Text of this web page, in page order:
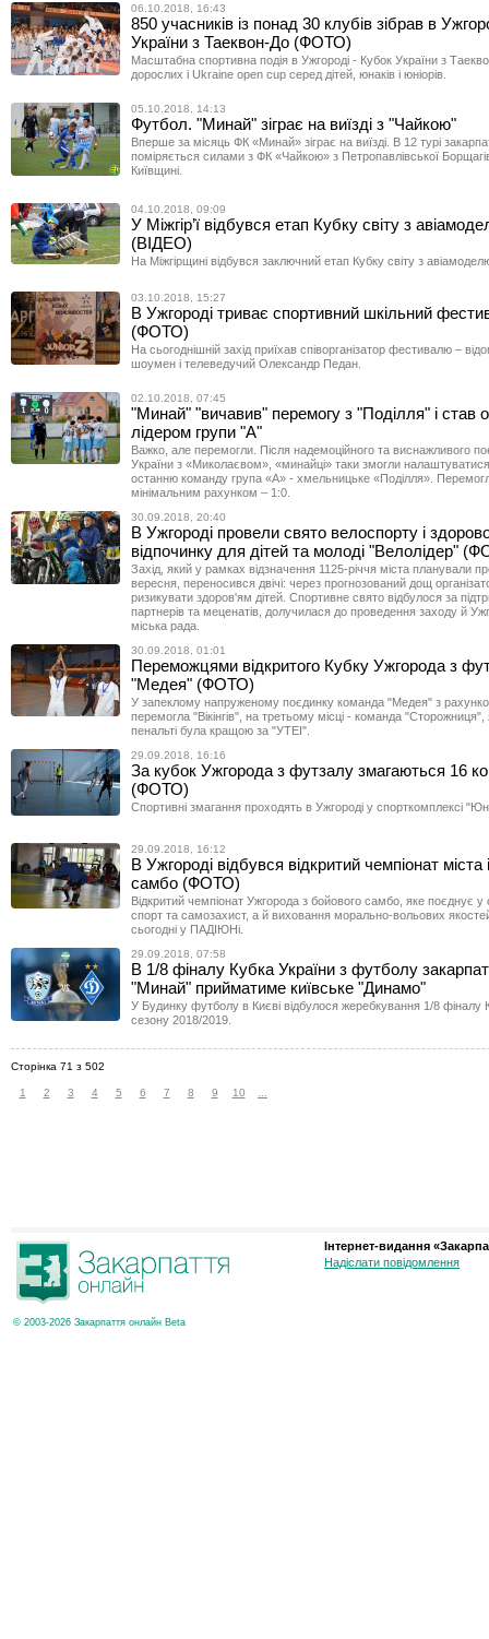
06.10.2018, 16:43
850 учасників із понад 30 клубів зібрав в
України з Таеквон-До (ФОТО)
Масштабна спортивна подія в Ужгороді - Кубок України з
дорослих і Ukraine open cup серед дітей, юнаків і юніорів.
05.10.2018, 14:13
Футбол. "Минай" зіграє на виїзді з "Чайкою"
Вперше за місяць ФК «Минай» зіграє на виїзді. В 12 турі
поміряється силами з ФК «Чайкою» з Петропавлівської
Київщині.
04.10.2018, 09:09
У Міжгір’ї відбувся етап Кубку світу з
(ВІДЕО)
На Міжгірщині відбувся заключний етап Кубку світу з
03.10.2018, 15:27
В Ужгороді триває спортивний шкільний
(ФОТО)
На сьогоднішній захід приїхав співорганізатор фестивалю –
шоумен і телеведучий Олександр Педан.
02.10.2018, 07:45
"Минай" "вичавив" перемогу з "Поділля" і став
лідером групи "А"
Важко, але перемогли. Після надемоційного та виснажливого
України з «Миколаєвом», «минайці» таки змогли
останню команду група «А» - хмельницьке «Поділля».
мінімальним рахунком – 1:0.
30.09.2018, 20:40
В Ужгороді провели свято велоспорту і
відпочинку для дітей та молоді "Велолідер"
Захід, який у рамках відзначення 1125-річчя міста планували
вересня, переносився двічі: через прогнозований дощ
ризикувати здоров'ям дітей. Спортивне свято відбулося за
партнерів та меценатів, долучилася до проведення заходу й
міська рада.
30.09.2018, 01:01
Переможцями відкритого Кубку Ужгорода з
"Медея" (ФОТО)
У запеклому напруженому поєдинку команда "Медея" з
перемогла "Вікінгів", на третьому місці - команда "Сторожниця",
пенальті була кращою за "УТЕІ".
29.09.2018, 16:16
За кубок Ужгорода з футзалу змагаються 16
(ФОТО)
Спортивні змагання проходять в Ужгороді у спорткомплексі
29.09.2018, 16:12
В Ужгороді відбувся відкритий чемпіонат міста
самбо (ФОТО)
Відкритий чемпіонат Ужгорода з бойового самбо, яке поєднує у
спорт та самозахист, а й виховання морально-вольових
сьогодні у ПАДІЮНі.
29.09.2018, 07:58
В 1/8 фіналу Кубка України з футболу
"Минай" прийматиме київське "Динамо"
У Будинку футболу в Києві відбулося жеребкування 1/8 фіналу
сезону 2018/2019.
Сторінка 71 з 502
1 2 3 4 5 6 7 8 9 10
© 2003-2026 Закарпаття онлайн Beta
Інтернет-видання
Надіслати повідомлення